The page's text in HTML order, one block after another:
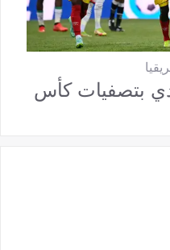
بتصفيات كأس